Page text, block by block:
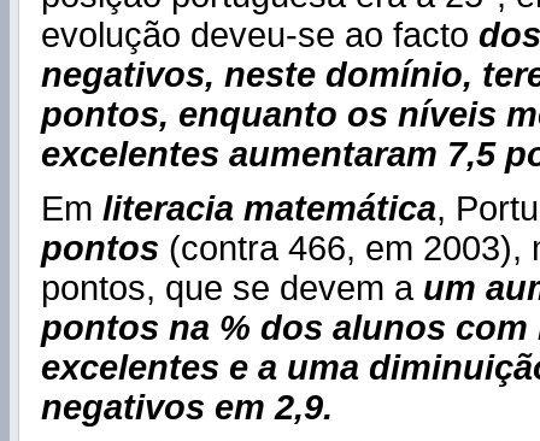
evolução deveu-se ao facto
negativos, neste domínio,
pontos, enquanto os níveis
excelentes aumentaram 7,5
Em literacia matemática,
pontos (contra 466, em 2003),
pontos, que se devem a um
pontos na % dos alunos
excelentes e a uma
negativos em 2,9.